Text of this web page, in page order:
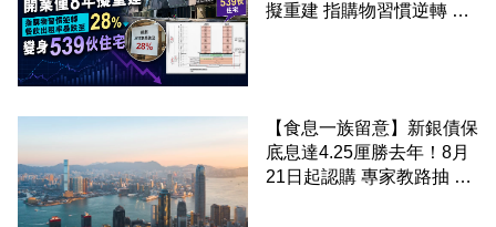
擬重建 指購物習慣逆轉 餐
【食息一族留意】新銀債保
底息達4.25厘勝去年！8月
21日起認購 專家教路抽 20